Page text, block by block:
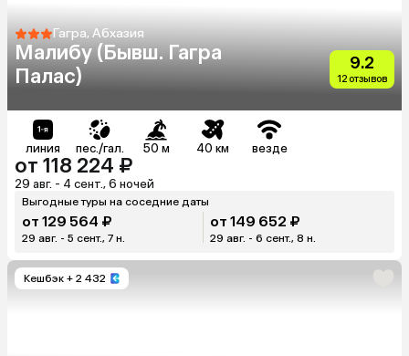
Гагра, Абхазия
Малибу (Бывш. Гагра
Палас)
9.2
12 отзывов
линия пес./гал. 50 м 40 км везде
от 118 224 ₽
29 авг. - 4 сент., 6 ночей
Выгодные туры на соседние даты
от 129 564 ₽
29 авг. - 5 сент., 7 н.
от 149 652 ₽
29 авг. - 6 сент., 8 н.
Кешбэк + 2 432